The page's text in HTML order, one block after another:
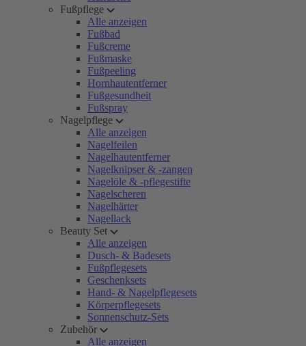
Fußpflege
Alle anzeigen
Fußbad
Fußcreme
Fußmaske
Fußpeeling
Hornhautentferner
Fußgesundheit
Fußspray
Nagelpflege
Alle anzeigen
Nagelfeilen
Nagelhautentferner
Nagelknipser & -zangen
Nagelöle & -pflegestifte
Nagelscheren
Nagelhärter
Nagellack
Beauty Set
Alle anzeigen
Dusch- & Badesets
Fußpflegesets
Geschenksets
Hand- & Nagelpflegesets
Körperpflegesets
Sonnenschutz-Sets
Zubehör
Alle anzeigen